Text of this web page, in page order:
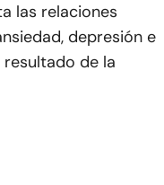
las relaciones
depresión e
resultado de la